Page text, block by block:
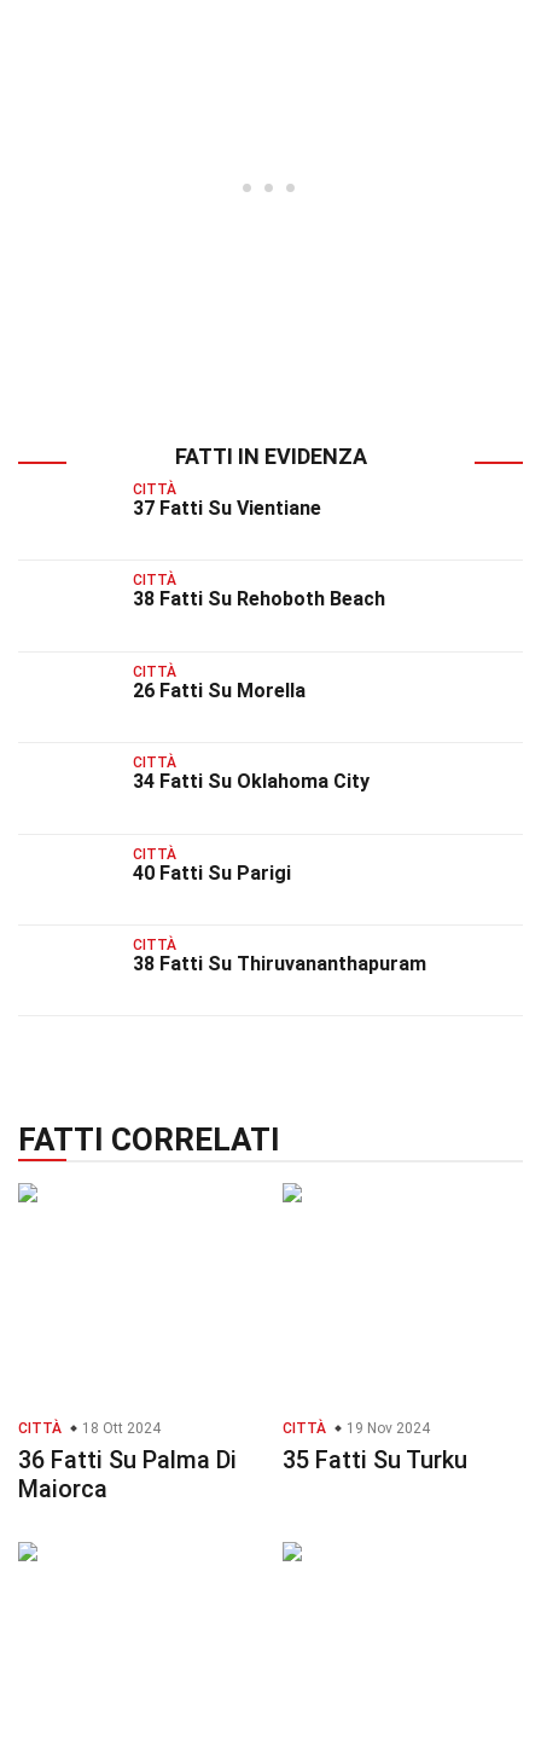
FATTI IN EVIDENZA
CITTÀ
37 Fatti Su Vientiane
CITTÀ
38 Fatti Su Rehoboth Beach
CITTÀ
26 Fatti Su Morella
CITTÀ
34 Fatti Su Oklahoma City
CITTÀ
40 Fatti Su Parigi
CITTÀ
38 Fatti Su Thiruvananthapuram
FATTI CORRELATI
CITTÀ 18 Ott 2024
36 Fatti Su Palma Di
Maiorca
CITTÀ 19 Nov 2024
35 Fatti Su Turku